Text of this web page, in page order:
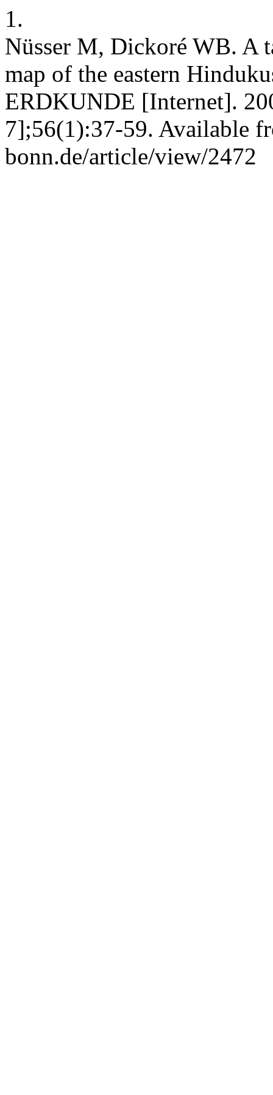
1.
Nüsser M, Dickoré WB. A
map of the eastern
ERDKUNDE [Internet].
7];56(1):37-59. Available
bonn.de/article/view/2472